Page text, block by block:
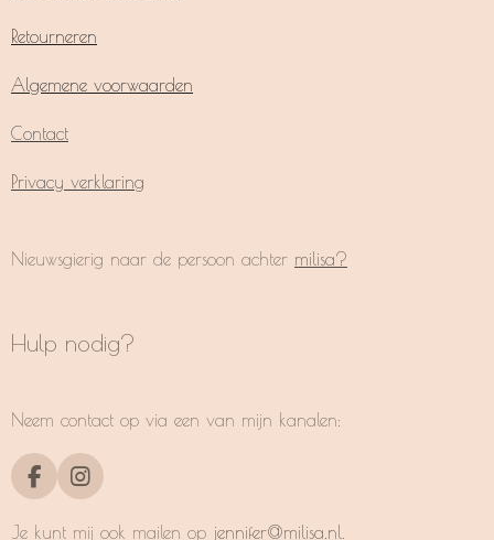
Retourneren
Algemene voorwaarden
Contact
Privacy verklaring
Nieuwsgierig naar de persoon achter milisa?
Hulp nodig?
Neem contact op via een van mijn kanalen:
F
a
c
I
n
s
Je kunt mij ook mailen op jennifer@milisa.nl